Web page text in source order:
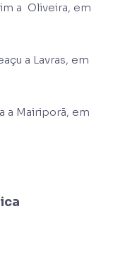
a Oliveira, em
a Lavras, em
a Mairiporã, em